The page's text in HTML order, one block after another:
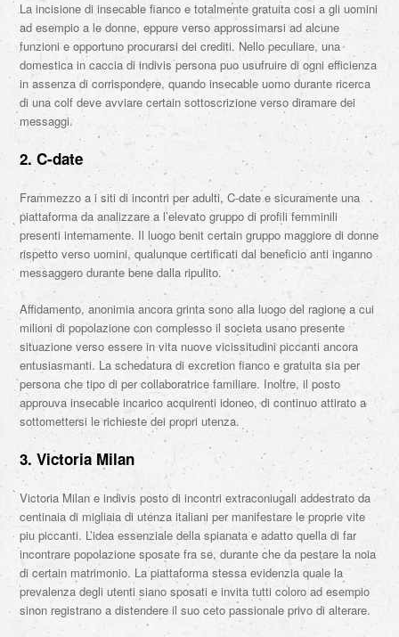
La incisione di insecable fianco e totalmente gratuita cosi a gli uomini
ad esempio a le donne, eppure verso approssimarsi ad alcune
funzioni e opportuno procurarsi dei crediti. Nello peculiare, una
domestica in caccia di indivis persona puo usufruire di ogni efficienza
in assenza di corrispondere, quando insecable uomo durante ricerca
di una colf deve avviare certain sottoscrizione verso diramare dei
messaggi.
2. C-date
Frammezzo a i siti di incontri per adulti, C-date e sicuramente una
piattaforma da analizzare a l’elevato gruppo di profili femminili
presenti internamente. Il luogo benit certain gruppo maggiore di donne
rispetto verso uomini, qualunque certificati dal beneficio anti inganno
messaggero durante bene dalla ripulito.
Affidamento, anonimia ancora grinta sono alla luogo del ragione a cui
milioni di popolazione con complesso il societa usano presente
situazione verso essere in vita nuove vicissitudini piccanti ancora
entusiasmanti. La schedatura di excretion fianco e gratuita sia per
persona che tipo di per collaboratrice familiare. Inoltre, il posto
approuva insecable incarico acquirenti idoneo, di continuo attirato a
sottomettersi le richieste dei propri utenza.
3. Victoria Milan
Victoria Milan e indivis posto di incontri extraconiugali addestrato da
centinaia di migliaia di utenza italiani per manifestare le proprie vite
piu piccanti. L’idea essenziale della spianata e adatto quella di far
incontrare popolazione sposate fra se, durante che da pestare la noia
di certain matrimonio. La piattaforma stessa evidenzia quale la
prevalenza degli utenti siano sposati e invita tutti coloro ad esempio
sinon registrano a distendere il suo ceto passionale privo di alterare.